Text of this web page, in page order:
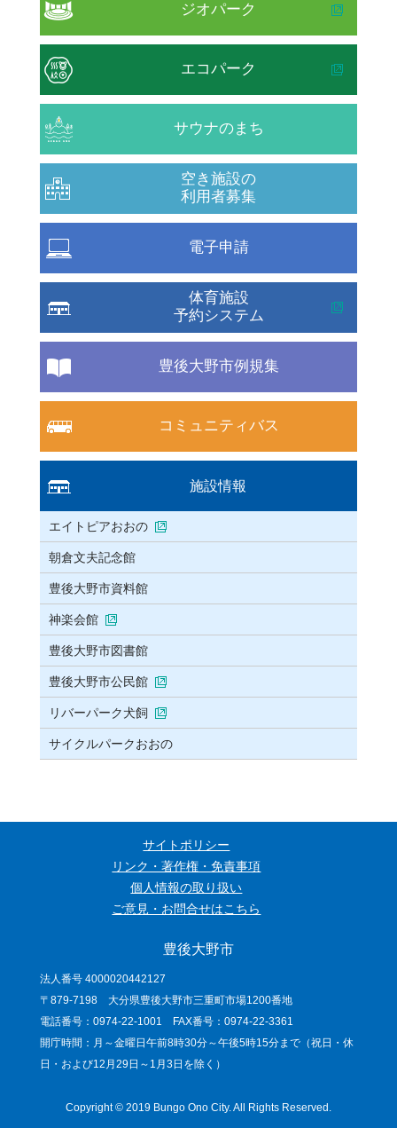
ジオパーク
エコパーク
サウナのまち
空き施設の
利用者募集
電子申請
体育施設
予約システム
豊後大野市例規集
コミュニティバス
施設情報
エイトピアおおの
朝倉文夫記念館
豊後大野市資料館
神楽会館
豊後大野市図書館
豊後大野市公民館
リバーパーク犬飼
サイクルパークおおの
サイトポリシー
リンク・著作権・免責事項
個人情報の取り扱い
ご意見・お問合せはこちら
豊後大野市
法人番号 4000020442127
〒879-7198 大分県豊後大野市三重町市場1200番地
電話番号：0974-22-1001 FAX番号：0974-22-3361
開庁時間：月～金曜日午前8時30分～午後5時15分まで（祝日・休
日・および12月29日～1月3日を除く）
Copyright © 2019 Bungo Ono City. All Rights Reserved.